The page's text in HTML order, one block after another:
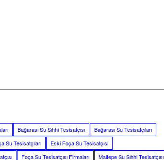
Bağarası Su Sıhhi Tesisatçısı
Bağarası Su Tesisatçıları
Su Tesisatçıları
Eski Foça Su Tesisatçısı
Foça Su Tesisatçısı Firmaları Maltepe Su Sıhhi Tesisatçısı